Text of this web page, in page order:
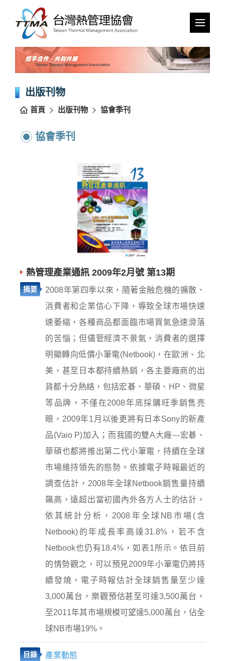
跳
出版刊物
首頁 出版刊物 協會季刊
協會季刊
熱管理產業通訊 2009年2月號 第13期
摘要
2008年第四季以來，隨著金融危機的擴散、
消費者和企業信心下降，導致全球市場快速
速萎縮，各種商品都面臨市場買氣急速滑落
的苦惱；但儘管經濟不景氣，消費者的選擇
明顯轉向低價小筆電(Netbook)，在歐洲、北
美，甚至日本都持續熱銷，各主要廠商的出
貨都十分熱絡，包括宏碁、華碩、HP、微星
等品牌，不僅在2008年底採購旺季銷售亮
眼，2009年1月以後更將有日本Sony的新產
品(Vaio P)加入；而我國的雙A大廠---宏碁、
華碩也都將推出第二代小筆電，持續在全球
市場維持領先的態勢。依據電子時報最近的
調查估計，2008年全球Netbook銷售量持續
飆高，遠超出當初國內外各方人士的估計，
依其統計分析，2008年全球NB市場(含
Netbook)的年成長率高達31.8%，若不含
Netbook也仍有18.4%，如表1所示。依目前
的情勢觀之，可以預見2009年小筆電仍將持
續發燒，電子時報估計全球銷售量至少達
3,000萬台，樂觀預估甚至可達3,500萬台，
至2011年其市場規模可望達5,000萬台，佔全
球NB市場19%。
目錄
產業動態